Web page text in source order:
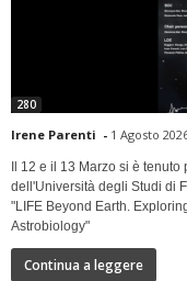
280
Irene Parenti - 1 Agosto
Il 12 e il 13 Marzo si è
dell'Università degli Studi di
"LIFE Beyond Earth.
Astrobiology"
Continua a leggere